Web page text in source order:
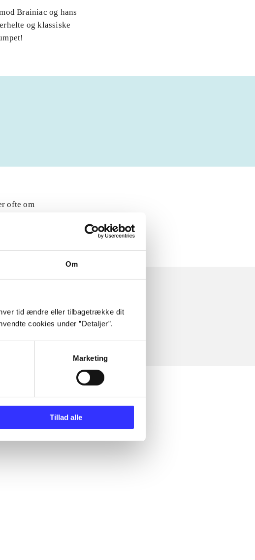
Om
tid ændre eller tilbagetrække dit
cookies under ”Detaljer”.
Marketing
Tillad alle
Brainiac og hans
og klassiske
ofte om